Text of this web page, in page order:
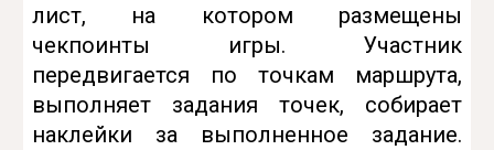
лист, на котором размещены
чекпоинты игры. Участник
передвигается по точкам маршрута,
выполняет задания точек, собирает
наклейки за выполненное задание.